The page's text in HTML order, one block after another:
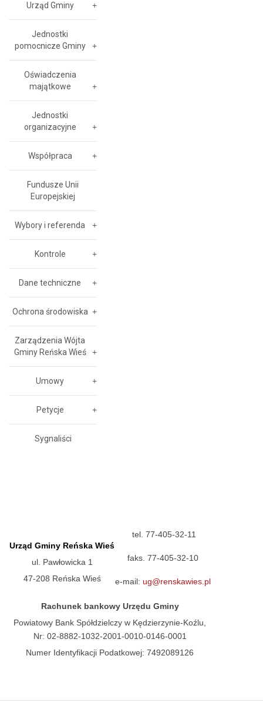
Urząd Gminy
Jednostki
pomocnicze Gminy
Oświadczenia
majątkowe
Jednostki
organizacyjne
Współpraca
Fundusze Unii
Europejskiej
Wybory i referenda
Kontrole
Dane techniczne
Ochrona środowiska
Zarządzenia Wójta
Gminy Reńska Wieś
Umowy
Petycje
Sygnaliści
Urząd Gminy Reńska Wieś
ul. Pawłowicka 1
47-208 Reńska Wieś
tel. 77-405-32-11
faks. 77-405-32-10
e-mail: ug@renskawies.pl
Rachunek bankowy Urzędu Gminy
Powiatowy Bank Spółdzielczy w Kędzierzynie-Koźlu,
Nr: 02-8882-1032-2001-0010-0146-0001
Numer Identyfikacji Podatkowej: 7492089126